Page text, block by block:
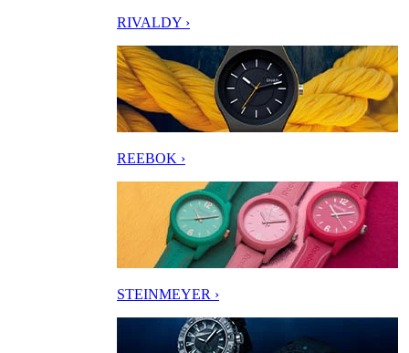
RIVALDY ›
REEBOK ›
STEINMEYER ›